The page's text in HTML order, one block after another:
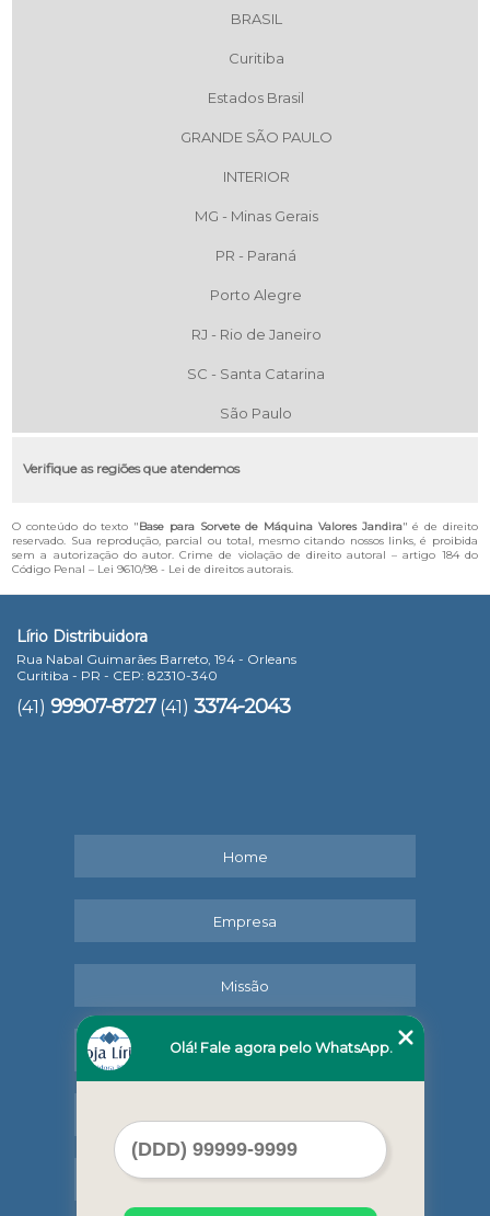
BRASIL
Curitiba
Estados Brasil
GRANDE SÃO PAULO
INTERIOR
MG - Minas Gerais
PR - Paraná
Porto Alegre
RJ - Rio de Janeiro
SC - Santa Catarina
São Paulo
Verifique as regiões que atendemos
O conteúdo do texto "Base para Sorvete de Máquina Valores Jandira" é de direito
reservado. Sua reprodução, parcial ou total, mesmo citando nossos links, é proibida
sem a autorização do autor. Crime de violação de direito autoral – artigo 184 do
Código Penal – Lei 9610/98 - Lei de direitos autorais.
Lírio Distribuidora
Rua Nabal Guimarães Barreto, 194 - Orleans
Curitiba - PR - CEP: 82310-340
(41) 99907-8727 (41) 3374-2043
Home
Empresa
Missão
Serviços
Mapa do site
Olá! Fale agora pelo WhatsApp.